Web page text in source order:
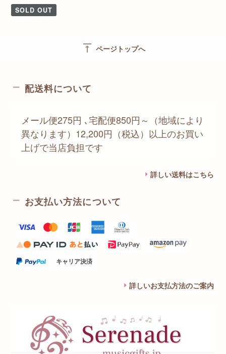
SOLD OUT
vertical_align_top ページトップへ
配送料について
メール便275円 ､宅配便850円～（地域により
異なります）12,200円（税込）以上のお買い
上げで当店負担です
詳しい送料はこちら
お支払い方法について
キャリア決済
詳しいお支払方法のご案内